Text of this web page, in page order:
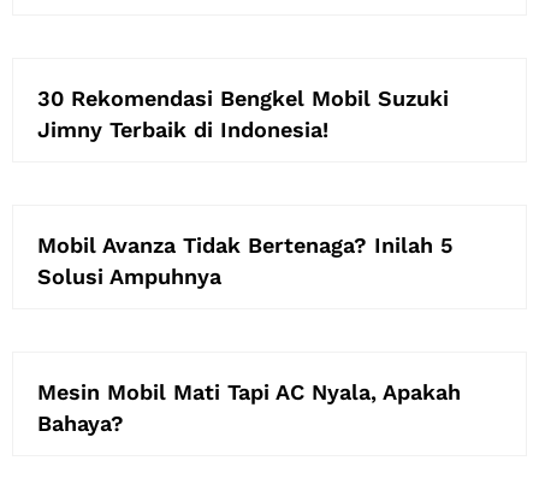
30 Rekomendasi Bengkel Mobil Suzuki
Jimny Terbaik di Indonesia!
Mobil Avanza Tidak Bertenaga? Inilah 5
Solusi Ampuhnya
Mesin Mobil Mati Tapi AC Nyala, Apakah
Bahaya?